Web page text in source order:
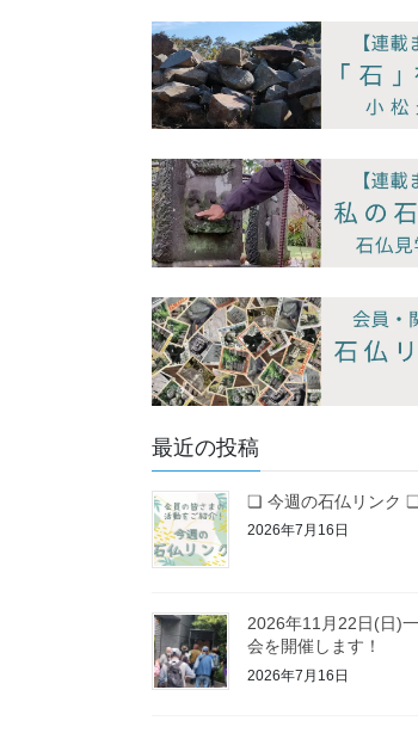
最近の投稿
❏ 今週の石仏リンク
2026年7月16日
2026年11月22日(日)
会を開催します！
2026年7月16日